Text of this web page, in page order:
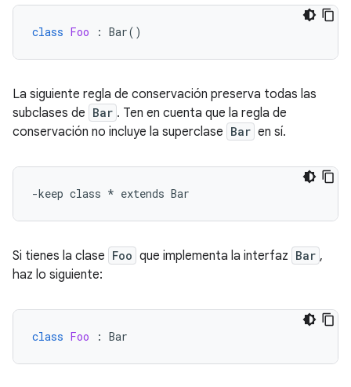
class Foo : Bar()
La siguiente regla de conservación preserva todas las
subclases de Bar . Ten en cuenta que la regla de
conservación no incluye la superclase Bar en sí.
Si tienes la clase Foo que implementa la interfaz Bar ,
haz lo siguiente:
class Foo : Bar